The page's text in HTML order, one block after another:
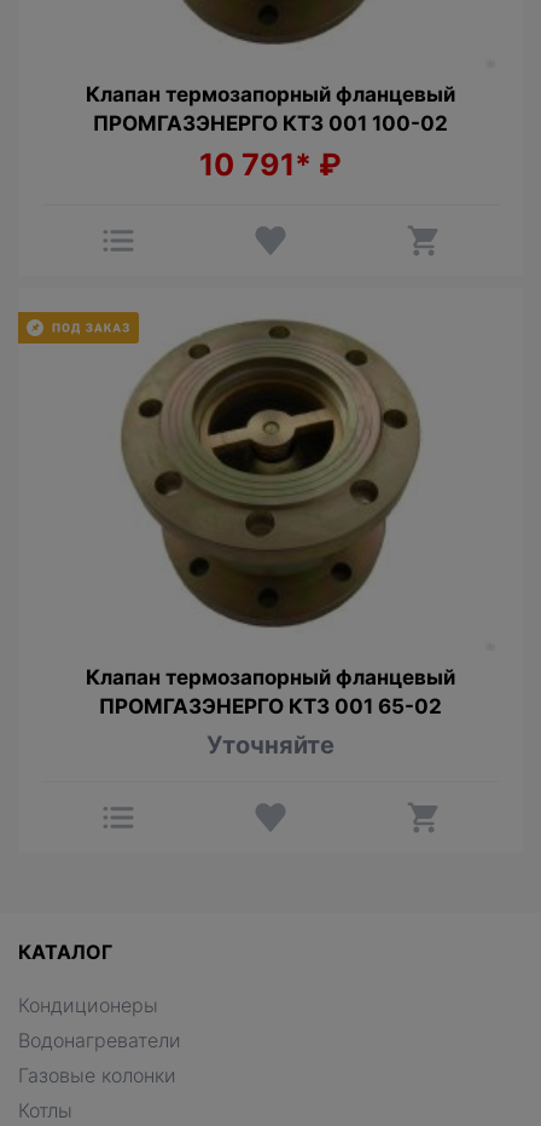
Клапан термозапорный фланцевый
ПРОМГАЗЭНЕРГО КТЗ 001 100-02
10 791* ₽
Клапан термозапорный фланцевый
ПРОМГАЗЭНЕРГО КТЗ 001 65-02
Уточняйте
КАТАЛОГ
Кондиционеры
Водонагреватели
Газовые колонки
Котлы